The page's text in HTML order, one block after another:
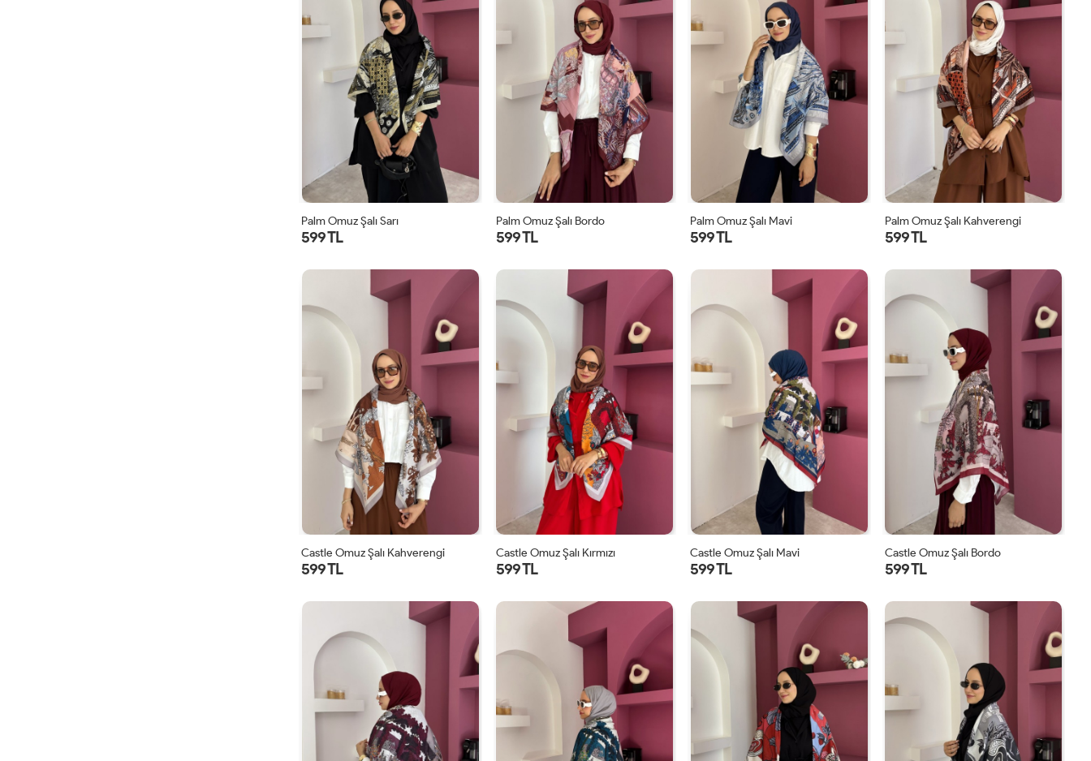
STD
Palm Omuz Şalı Sarı
599 TL
STD
Palm Omuz Şalı Bordo
599 TL
STD
Palm Omuz Şalı Mavi
599 TL
STD
Palm Omuz Şalı Kahverengi
599 TL
STD
Castle Omuz Şalı Kahverengi
599 TL
STD
Castle Omuz Şalı Kırmızı
599 TL
STD
Castle Omuz Şalı Mavi
599 TL
STD
Castle Omuz Şalı Bordo
599 TL